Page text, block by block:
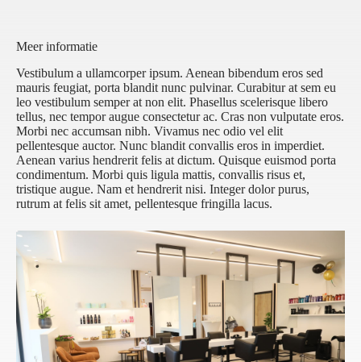
Meer informatie
Vestibulum a ullamcorper ipsum. Aenean bibendum eros sed
mauris feugiat, porta blandit nunc pulvinar. Curabitur at sem eu
leo vestibulum semper at non elit. Phasellus scelerisque libero
tellus, nec tempor augue consectetur ac. Cras non vulputate eros.
Morbi nec accumsan nibh. Vivamus nec odio vel elit
pellentesque auctor. Nunc blandit convallis eros in imperdiet.
Aenean varius hendrerit felis at dictum. Quisque euismod porta
condimentum. Morbi quis ligula mattis, convallis risus et,
tristique augue. Nam et hendrerit nisi. Integer dolor purus,
rutrum at felis sit amet, pellentesque fringilla lacus.